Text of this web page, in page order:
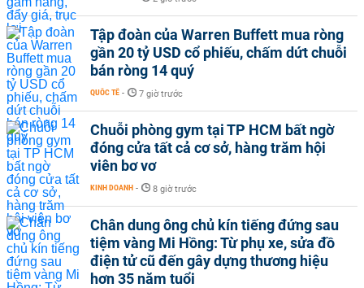
Tập đoàn của Warren Buffett mua ròng
gần 20 tỷ USD cổ phiếu, chấm dứt chuỗi
bán ròng 14 quý
QUỐC TẾ - 7 giờ trước
Chuỗi phòng gym tại TP HCM bất ngờ
đóng cửa tất cả cơ sở, hàng trăm hội
viên bơ vơ
KINH DOANH - 8 giờ trước
Chân dung ông chủ kín tiếng đứng sau
tiệm vàng Mi Hồng: Từ phụ xe, sửa đồ
điện tử cũ đến gây dựng thương hiệu
hơn 35 năm tuổi